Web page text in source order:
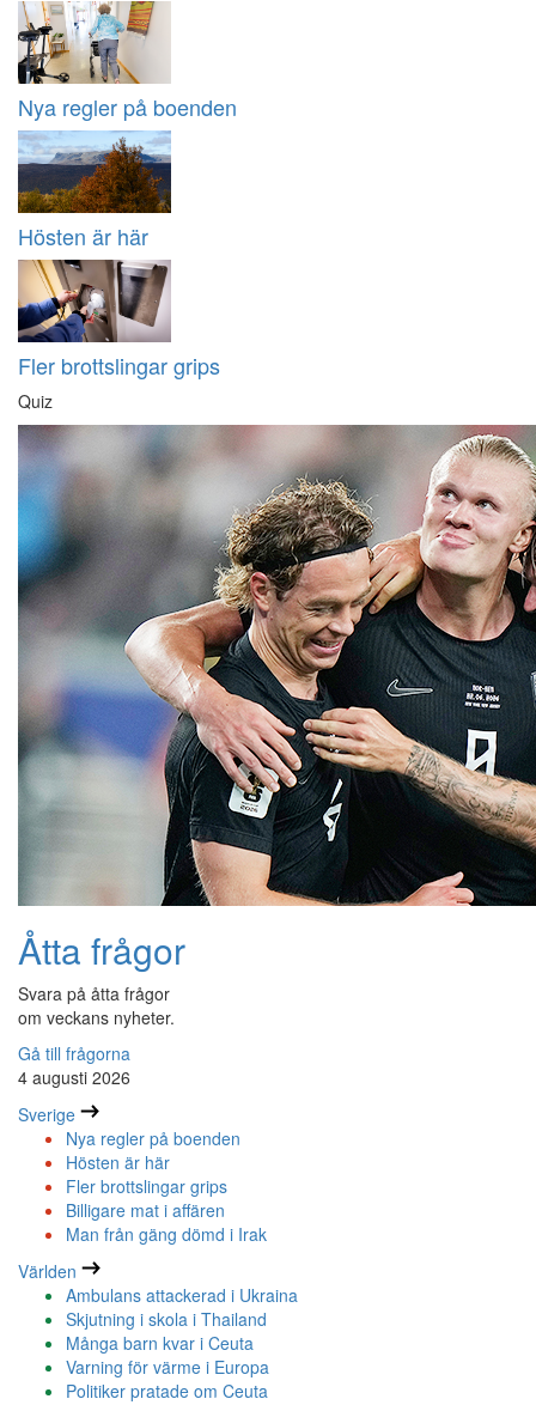
Nya regler på boenden
Hösten är här
Fler brottslingar grips
Quiz
Åtta frågor
Svara på åtta frågor
om veckans nyheter.
Gå till frågorna
4 augusti 2026
Sverige
Nya regler på boenden
Hösten är här
Fler brottslingar grips
Billigare mat i affären
Man från gäng dömd i Irak
Världen
Ambulans attackerad i Ukraina
Skjutning i skola i Thailand
Många barn kvar i Ceuta
Varning för värme i Europa
Politiker pratade om Ceuta